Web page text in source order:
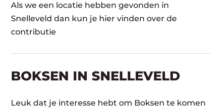
Als we een locatie hebben gevonden in
Snelleveld dan kun je hier vinden over de
contributie
BOKSEN IN SNELLEVELD
Leuk dat je interesse hebt om Boksen te komen